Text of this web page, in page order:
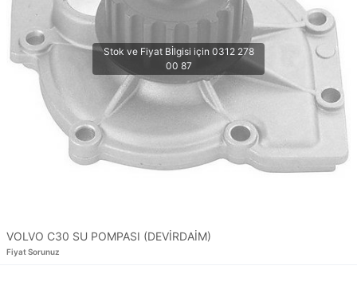
VOLVO C30 SU POMPASI (DEVİRDAİM)
Fiyat Sorunuz